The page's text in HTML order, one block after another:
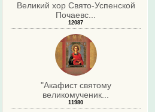
Великий хор Свято-Успенской
Почаевс...
12087
"Акафист святому
великомученик...
11980